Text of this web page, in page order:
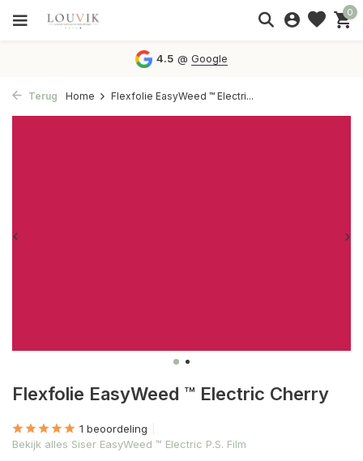
0
4.5 @Google
Terug Home Flexfolie EasyWeed ™ Electri...
Flexfolie EasyWeed ™ Electric Cherry
1 beoordeling
Bekijk alles Siser EasyWeed ™ Electric P.S. Film